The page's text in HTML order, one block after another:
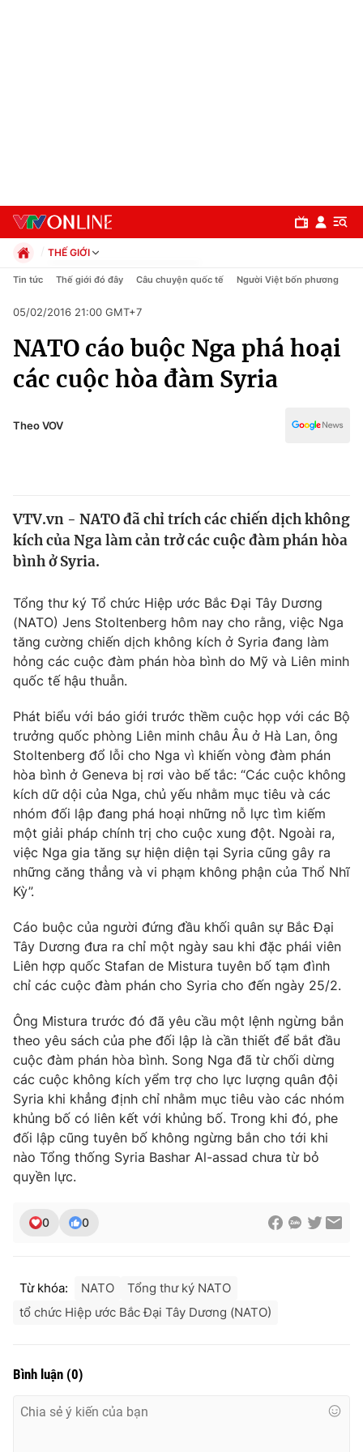
Chuyên mục
Chính trị
Thế giới
Thế giới đó đây
Câu chuyện quốc tế
Kinh tế
Tài chính
Thị trường
Dữ liệu và đời sống
Phim VTV
Hậu trường
Nhân vật
Khán giả
Giải sao mai
Giải trí
Điện ảnh
Âm nhạc
Sao
Đời sống
Du lịch
Làm đẹp
Chất lượng cuộc sống
Giáo dục
Tuyển sinh
Học trực tuyến
Công nghệ
Hitech Công nghệ tương lai
Sản phẩm
Thị trường
Tư vấn
Giao lưu trực tuyến
Lịch phát sóng
Chuyên mục khác
Emagazine Podcast
Photo Infographic
Video Shorts video
Thị trường 24h Tấm lòng Việt
THẾ GIỚI
Chính trị
Pháp luật
Kinh tế
Thể thao
Truyền hình
Y tế
Tin tức Thế giới đó đây Câu chuyện quốc tế Người Việt bốn phương
05/02/2016 21:00 GMT+7
NATO cáo buộc Nga phá hoại
các cuộc hòa đàm Syria
Theo VOV
VTV.vn - NATO đã chỉ trích các chiến dịch không
kích của Nga làm cản trở các cuộc đàm phán hòa
bình ở Syria.
Tổng thư ký Tổ chức Hiệp ước Bắc Đại Tây Dương
(NATO) Jens Stoltenberg hôm nay cho rằng, việc Nga
tăng cường chiến dịch không kích ở Syria đang làm
hỏng các cuộc đàm phán hòa bình do Mỹ và Liên minh
quốc tế hậu thuẫn.
Phát biểu với báo giới trước thềm cuộc họp với các Bộ
trưởng quốc phòng Liên minh châu Âu ở Hà Lan, ông
Stoltenberg đổ lỗi cho Nga vì khiến vòng đàm phán
hòa bình ở Geneva bị rơi vào bế tắc: “Các cuộc không
kích dữ dội của Nga, chủ yếu nhằm mục tiêu và các
nhóm đối lập đang phá hoại những nỗ lực tìm kiếm
một giải pháp chính trị cho cuộc xung đột. Ngoài ra,
việc Nga gia tăng sự hiện diện tại Syria cũng gây ra
những căng thẳng và vi phạm không phận của Thổ Nhĩ
Kỳ”.
Cáo buộc của người đứng đầu khối quân sự Bắc Đại
Tây Dương đưa ra chỉ một ngày sau khi đặc phái viên
Liên hợp quốc Stafan de Mistura tuyên bố tạm đình
chỉ các cuộc đàm phán cho Syria cho đến ngày 25/2.
Ông Mistura trước đó đã yêu cầu một lệnh ngừng bắn
theo yêu sách của phe đối lập là cần thiết để bắt đầu
cuộc đàm phán hòa bình. Song Nga đã từ chối dừng
các cuộc không kích yểm trợ cho lực lượng quân đội
Syria khi khẳng định chỉ nhằm mục tiêu vào các nhóm
khủng bố có liên kết với khủng bố. Trong khi đó, phe
đối lập cũng tuyên bố không ngừng bắn cho tới khi
nào Tổng thống Syria Bashar Al-assad chưa từ bỏ
quyền lực.
0 0
Từ khóa: NATO
Tổng thư ký NATO
tổ chức Hiệp ước Bắc Đại Tây Dương (NATO)
Bình luận (0)